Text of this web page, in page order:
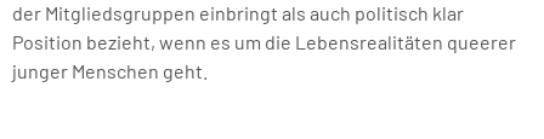
der Mitgliedsgruppen einbringt als auch politisch klar
Position bezieht, wenn es um die Lebensrealitäten queerer
junger Menschen geht.